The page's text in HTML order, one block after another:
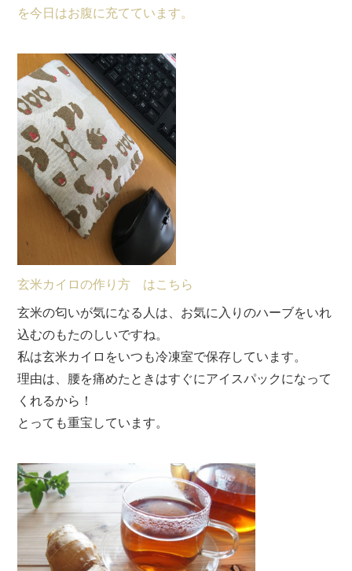
を今日はお腹に充てています。
玄米カイロの作り方 はこちら
玄米の匂いが気になる人は、お気に入りのハーブをいれ
込むのもたのしいですね。
私は玄米カイロをいつも冷凍室で保存しています。
理由は、腰を痛めたときはすぐにアイスパックになって
くれるから！
とっても重宝しています。